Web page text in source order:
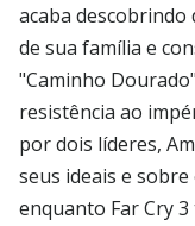
acaba
de sua família e
"Caminho
resistência ao
por dois líderes,
seus ideais e
enquanto Far Cry